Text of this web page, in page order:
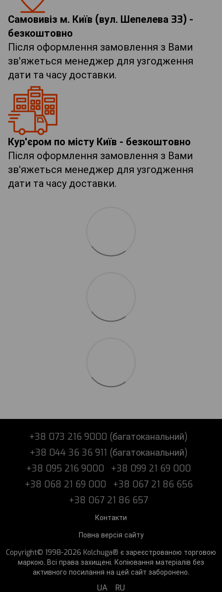
Самовивіз м. Київ (вул. Шепелева 33) -
безкоштовно
Після оформлення замовлення з Вами
зв'яжеться менеджер для узгодження
дати та часу доставки.
Кур'єром по місту Київ - безкоштовно
Після оформлення замовлення з Вами
зв'яжеться менеджер для узгодження
дати та часу доставки.
+38 073 216 9000 (багатоканальний)
+38 044 36 36 911 (багатоканальний)
+38 095 216 9000
+38 099 21 69 000
+38 068 21 69 000
+38 067 21 86 656
+38 067 21 86 657
Контакти
Повна версія сайту
Copyright© 1998-2026 Kolchuga® є зареєстрованою торговою
маркою. Всі права захищені. Копіювання матеріалів без
активного посилання на цей сайт заборонено.
UA RU